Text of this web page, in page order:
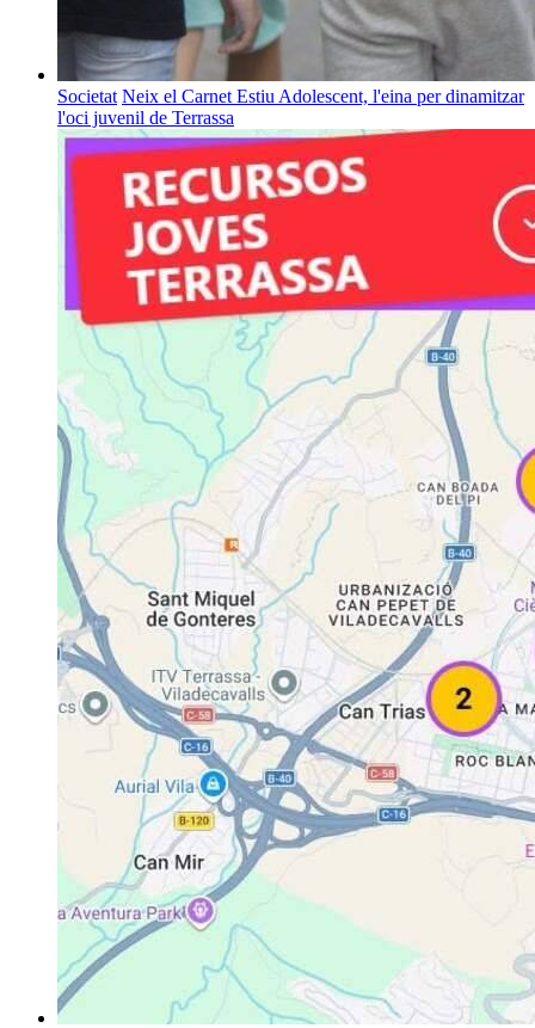
Societat Neix el Carnet Estiu Adolescent, l'eina per dinamitzar
l'oci juvenil de Terrassa